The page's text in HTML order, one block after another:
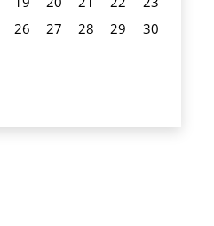
26 27 28 29
30